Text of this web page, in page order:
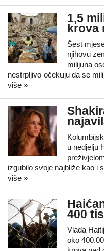
1,5
krova
Šest
njihovu
milijuna
nestrpljivo očekuju da se
više »
u nedjelju
izgubilo svoje najbliže kao i
više »
400
Vlada
oko